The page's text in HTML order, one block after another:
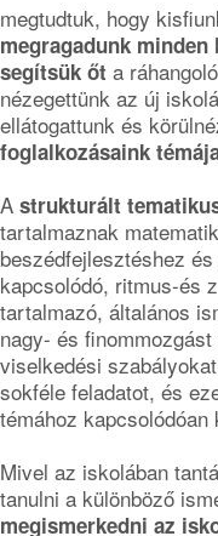
megtudtuk, hogy
megragadunk
segítsük őt a
nézegettünk az új
ellátogattunk és
foglalkozásaink
A strukturált
tartalmaznak
beszédfejlesztéshez
kapcsolódó, ritmus-és
tartalmazó, általános
nagy- és
viselkedési
sokféle feladatot, és
témához kapcsolódóan
Mivel az iskolában
tanulni a különböző
megismerkedni az